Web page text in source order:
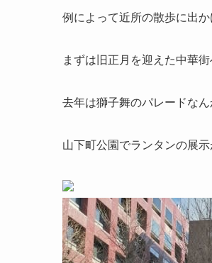
例によって近所の散歩に出か
まずは旧正月を迎えた中華街
去年は獅子舞のパレードな
山下町公園でランタンの展